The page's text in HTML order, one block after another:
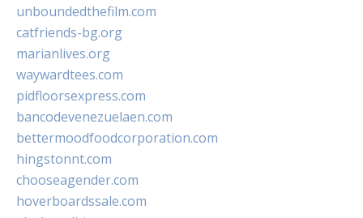
unboundedthefilm.com
catfriends-bg.org
marianlives.org
waywardtees.com
pidfloorsexpress.com
bancodevenezuelaen.com
bettermoodfoodcorporation.com
hingstonnt.com
chooseagender.com
hoverboardssale.com